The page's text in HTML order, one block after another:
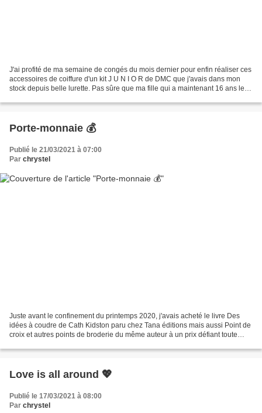
J'ai profité de ma semaine de congés du mois dernier pour enfin réaliser ces
accessoires de coiffure d'un kit J U N I O R de DMC que j'avais dans mon
stock depuis belle lurette. Pas sûre que ma fille qui a maintenant 16 ans les
Porte-monnaie 💰
Publié le 21/03/2021 à 07:00
Par chrystel
Juste avant le confinement du printemps 2020, j'avais acheté le livre Des
idées à coudre de Cath Kidston paru chez Tana éditions mais aussi Point de
croix et autres points de broderie du même auteur à un prix défiant toute
Love is all around 💖
Publié le 17/03/2021 à 08:00
Par chrystel